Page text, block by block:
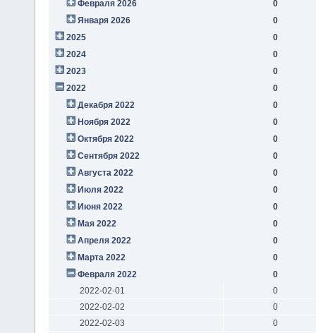
Февраля 2026
0
Января 2026
0
2025
0
2024
0
2023
0
2022
0
Декабря 2022
0
Ноября 2022
0
Октября 2022
0
Сентября 2022
0
Августа 2022
0
Июля 2022
0
Июня 2022
0
Мая 2022
0
Апреля 2022
0
Марта 2022
0
Февраля 2022
0
2022-02-01
0
2022-02-02
0
2022-02-03
0